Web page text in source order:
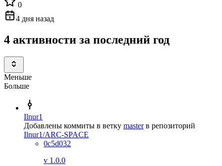
0
4 дня назад
4 активности за последний год
Меньше
Больше
Ilnur1
Добавлены коммиты в ветку master в репозиторий
Ilnur1/ARC-SPACE
0c5d032
v 1.0.0